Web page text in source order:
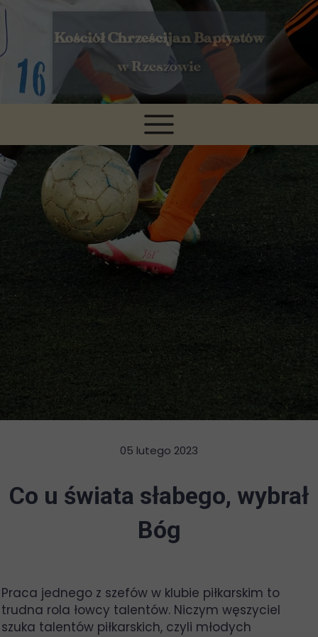
Kościół Chrześcijan Baptystów
w Rzeszowie
05 lutego 2023
Co u świata słabego, wybrał
Bóg
Praca jednego z szefów w klubie piłkarskim to
trudna rola łowcy talentów. Niczym węszyciel
szuka talentów piłkarskich, czyli młodych